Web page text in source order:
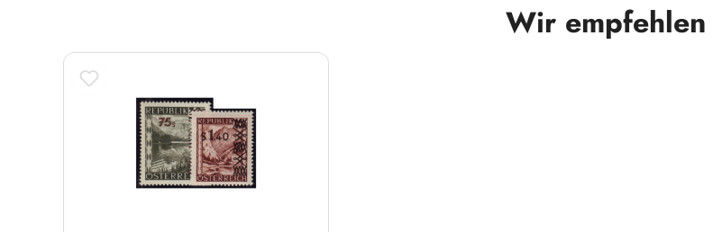
Wir empfehlen
Produktgalerie überspringen